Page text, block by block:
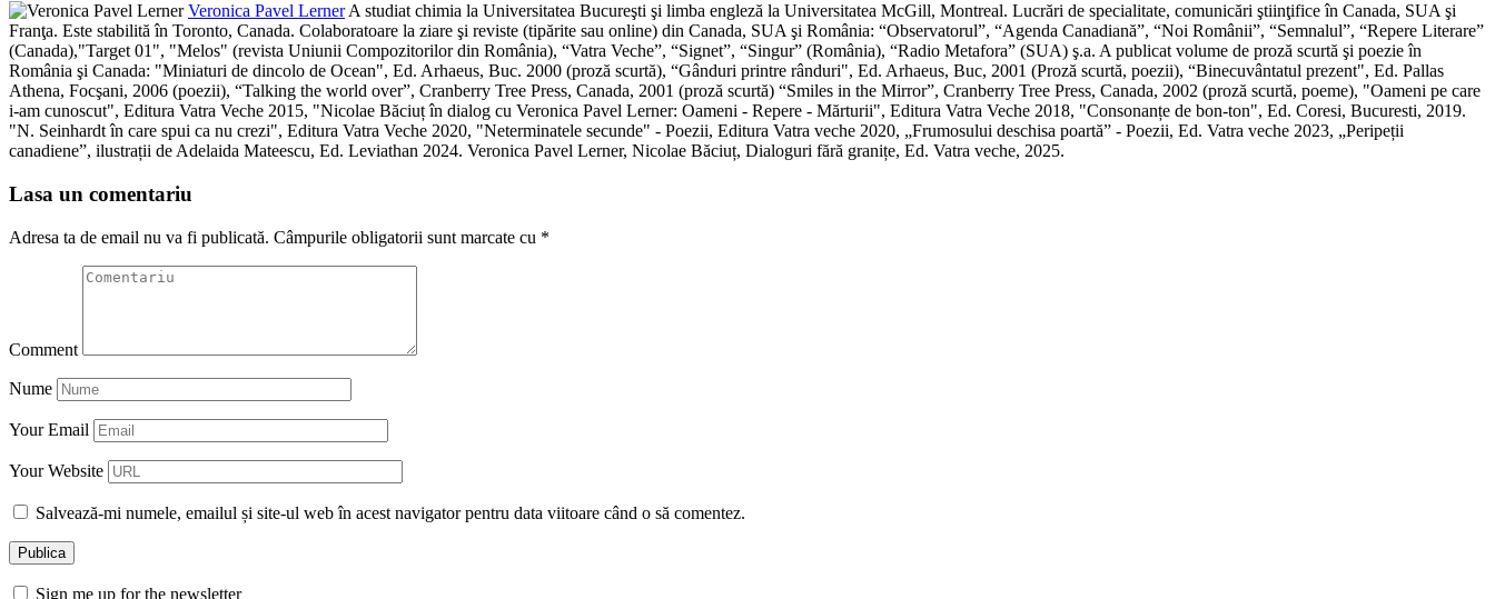
Veronica Pavel LernerA studiat chimia la Universitatea Bucureşti şi limba engleză la Universitatea McGill, Montreal. Lucrări de specialitate, comunicări ştiinţifice în Canada, SUA şi
Franţa. Este stabilită în Toronto, Canada. Colaboratoare la ziare şi reviste (tipărite sau online) din Canada, SUA şi România: “Observatorul”, “Agenda Canadiană”, “Noi Românii”, “Semnalul”, “Repere Literare”
(Canada),"Target 01", "Melos" (revista Uniunii Compozitorilor din România), “Vatra Veche”, “Signet”, “Singur” (România), “Radio Metafora” (SUA) ş.a. A publicat volume de proză scurtă şi poezie în
România şi Canada: "Miniaturi de dincolo de Ocean", Ed. Arhaeus, Buc. 2000 (proză scurtă), “Gânduri printre rânduri", Ed. Arhaeus, Buc, 2001 (Proză scurtă, poezii), “Binecuvântatul prezent", Ed. Pallas
Athena, Focşani, 2006 (poezii), “Talking the world over”, Cranberry Tree Press, Canada, 2001 (proză scurtă) “Smiles in the Mirror”, Cranberry Tree Press, Canada, 2002 (proză scurtă, poeme), "Oameni pe care
i-am cunoscut", Editura Vatra Veche 2015, "Nicolae Băciuț în dialog cu Veronica Pavel Lerner: Oameni - Repere - Mărturii", Editura Vatra Veche 2018, "Consonanțe de bon-ton", Ed. Coresi, Bucuresti, 2019.
"N. Seinhardt în care spui ca nu crezi", Editura Vatra Veche 2020, "Neterminatele secunde" - Poezii, Editura Vatra veche 2020, „Frumosului deschisa poartă” - Poezii, Ed. Vatra veche 2023, „Peripeții
canadiene”, ilustrații de Adelaida Mateescu, Ed. Leviathan 2024. Veronica Pavel Lerner, Nicolae Băciuț, Dialoguri fără granițe, Ed. Vatra veche, 2025.
Lasa un comentariu
Adresa ta de email nu va fi publicată. Câmpurile obligatorii sunt marcate cu *
Comment
Nume
Your Email
Your Website
Salvează-mi numele, emailul și site-ul web în acest navigator pentru data viitoare când o să comentez.
Sign me up for the newsletter